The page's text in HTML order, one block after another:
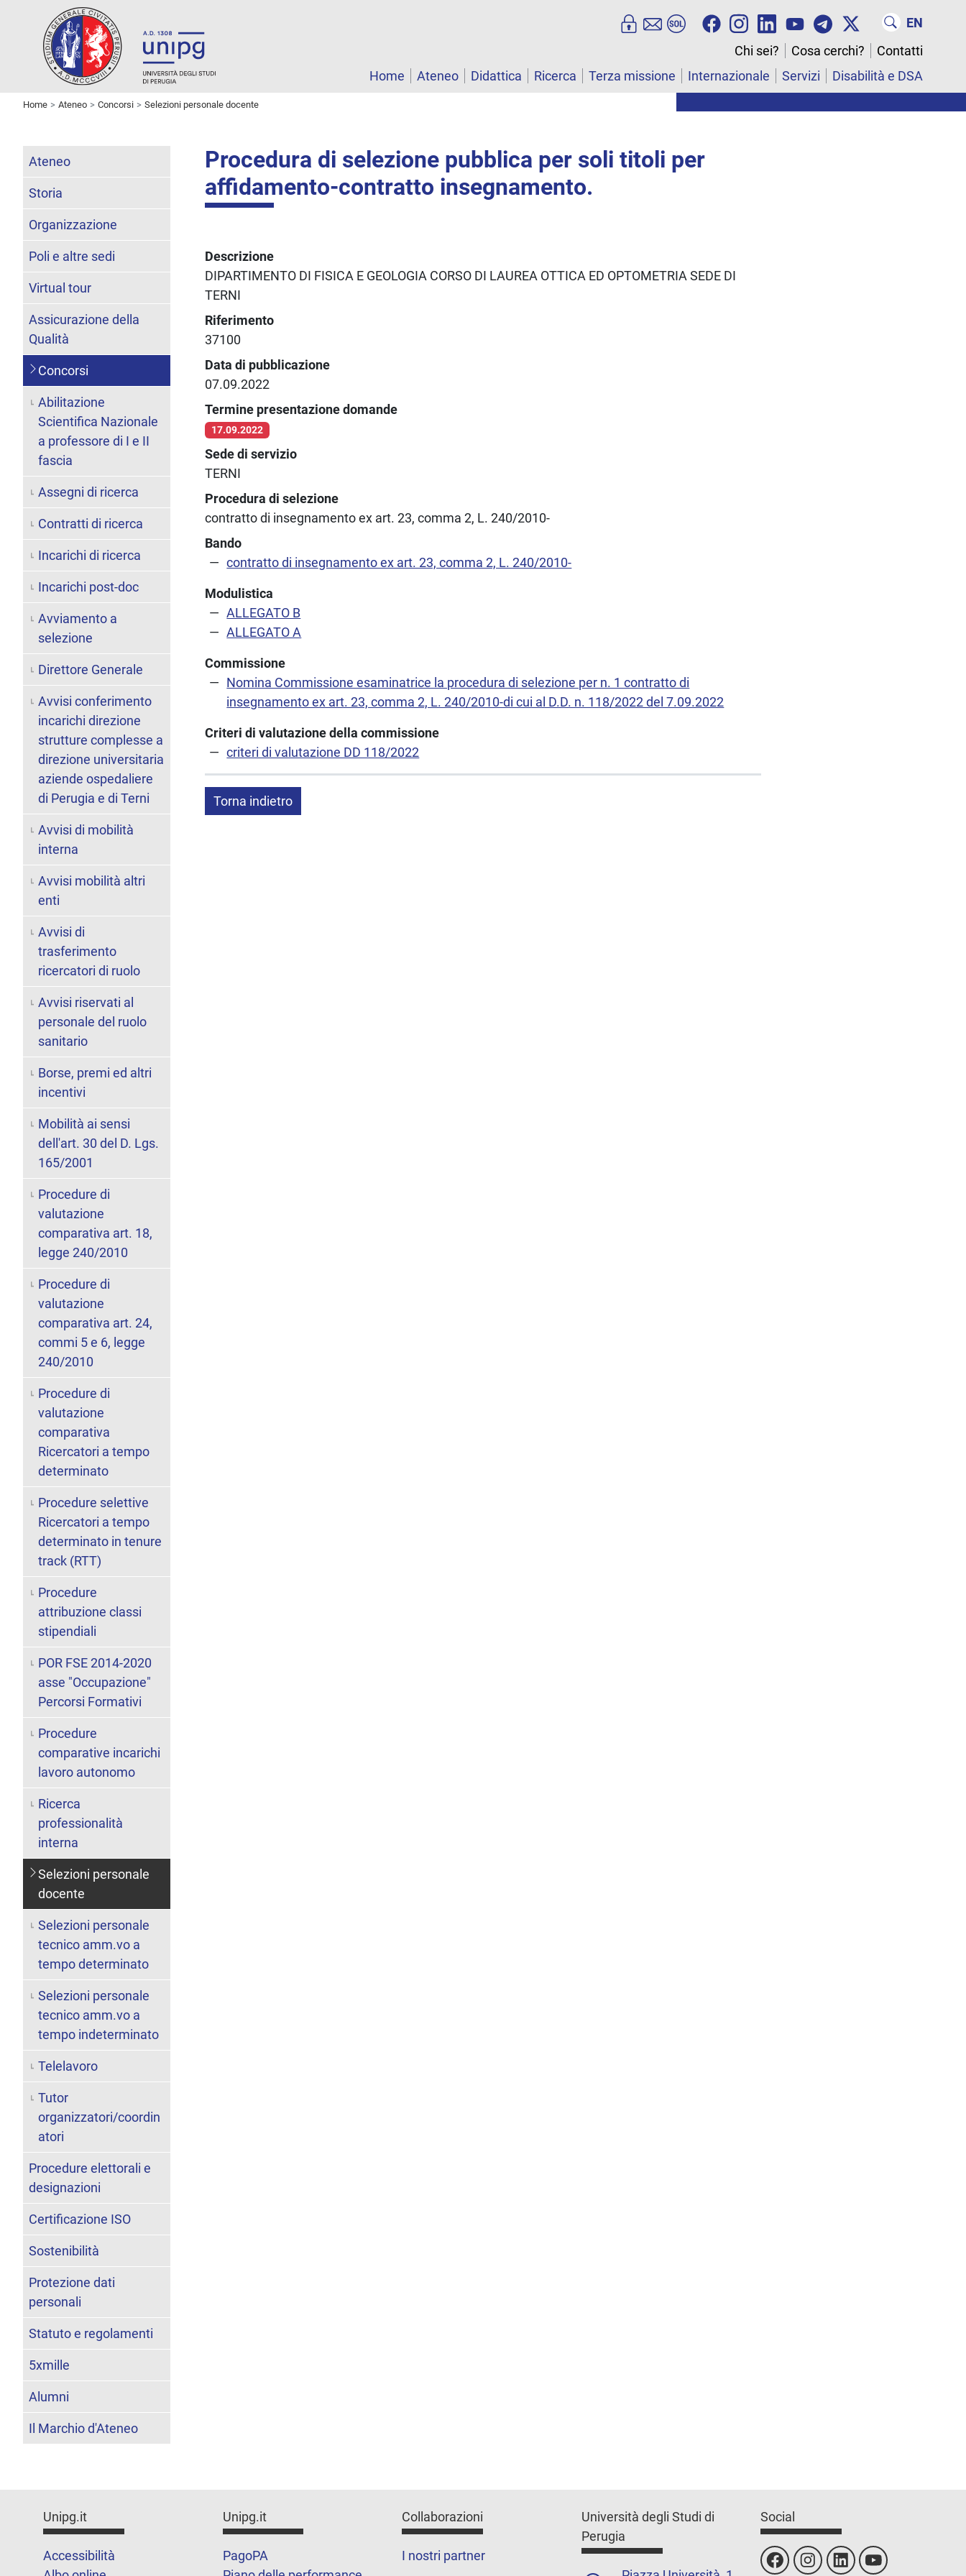
EN
Chi sei?
Cosa cerchi?
Contatti
Home
Ateneo Didattica Ricerca Terza missione Internazionale Servizi Disabilità e DSA
Home Ateneo Concorsi Selezioni personale docente
Procedura di selezione pubblica per soli titoli per
affidamento-contratto insegnamento.
Descrizione
DIPARTIMENTO DI FISICA E GEOLOGIA CORSO DI LAUREA OTTICA ED OPTOMETRIA SEDE DI
TERNI
Riferimento
37100
Data di pubblicazione
07.09.2022
Termine presentazione domande
17.09.2022
Sede di servizio
TERNI
Procedura di selezione
contratto di insegnamento ex art. 23, comma 2, L. 240/2010-
Bando
contratto di insegnamento ex art. 23, comma 2, L. 240/2010-
Modulistica
ALLEGATO B
ALLEGATO A
Commissione
Nomina Commissione esaminatrice la procedura di selezione per n. 1 contratto di
insegnamento ex art. 23, comma 2, L. 240/2010-di cui al D.D. n. 118/2022 del 7.09.2022
Criteri di valutazione della commissione
criteri di valutazione DD 118/2022
Torna indietro
Ateneo
Storia
Organizzazione
Poli e altre sedi
Virtual tour
Assicurazione della
Qualità
Concorsi
Abilitazione
Scientifica Nazionale
a professore di I e II
fascia
Assegni di ricerca
Contratti di ricerca
Incarichi di ricerca
Incarichi post-doc
Avviamento a
selezione
Direttore Generale
Avvisi conferimento
incarichi direzione
strutture complesse a
direzione universitaria
aziende ospedaliere
di Perugia e di Terni
Avvisi di mobilità
interna
Avvisi mobilità altri
enti
Avvisi di
trasferimento
ricercatori di ruolo
Avvisi riservati al
personale del ruolo
sanitario
Borse, premi ed altri
incentivi
Mobilità ai sensi
dell'art. 30 del D. Lgs.
165/2001
Procedure di
valutazione
comparativa art. 18,
legge 240/2010
Procedure di
valutazione
comparativa art. 24,
commi 5 e 6, legge
240/2010
Procedure di
valutazione
comparativa
Ricercatori a tempo
determinato
Procedure selettive
Ricercatori a tempo
determinato in tenure
track (RTT)
Procedure
attribuzione classi
stipendiali
POR FSE 2014-2020
asse "Occupazione"
Percorsi Formativi
Procedure
comparative incarichi
lavoro autonomo
Ricerca
professionalità
interna
Selezioni personale
docente
Selezioni personale
tecnico amm.vo a
tempo determinato
Selezioni personale
tecnico amm.vo a
tempo indeterminato
Telelavoro
Tutor
organizzatori/coordin
atori
Procedure elettorali e
designazioni
Certificazione ISO
Sostenibilità
Protezione dati
personali
Statuto e regolamenti
5xmille
Alumni
Il Marchio d'Ateneo
Unipg.it
Accessibilità
Unipg.it
PagoPA
Collaborazioni
I nostri partner
Università degli Studi di
Perugia
Social